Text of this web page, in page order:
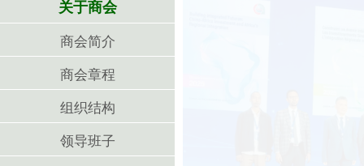
关于商会
商会简介
商会章程
组织结构
领导班子